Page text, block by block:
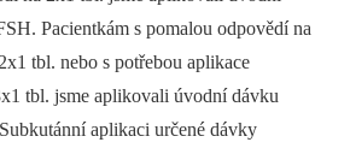
Pacientkám s pomalou odpovědí na
tbl. nebo s potřebou aplikace
tbl. jsme aplikovali úvodní dávku
aplikaci určené dávky